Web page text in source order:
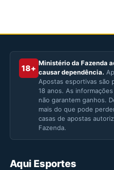
18+
Ministério da Fazenda
causar dependência.
Apostas esportivas são
18 anos. As
não garantem ganhos.
mais do que pode
casas de apostas
Fazenda.
Aqui Esportes